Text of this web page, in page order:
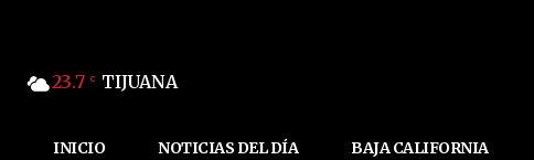
23.7 C TIJUANA
INICIO NOTICIAS DEL DÍA BAJA CALIFORNIA